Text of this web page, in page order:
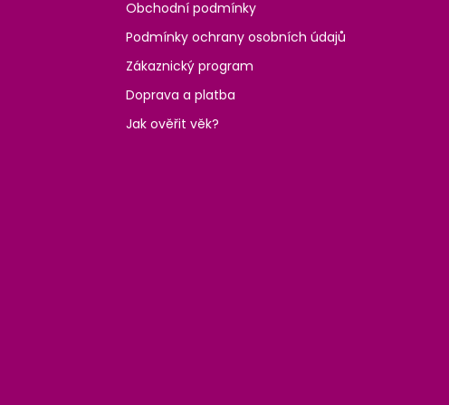
Obchodní podmínky
Podmínky ochrany osobních údajů
Zákaznický program
Doprava a platba
Jak ověřit věk?